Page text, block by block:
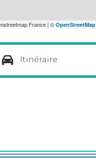
France | © OpenStreetMap
Itinéraire